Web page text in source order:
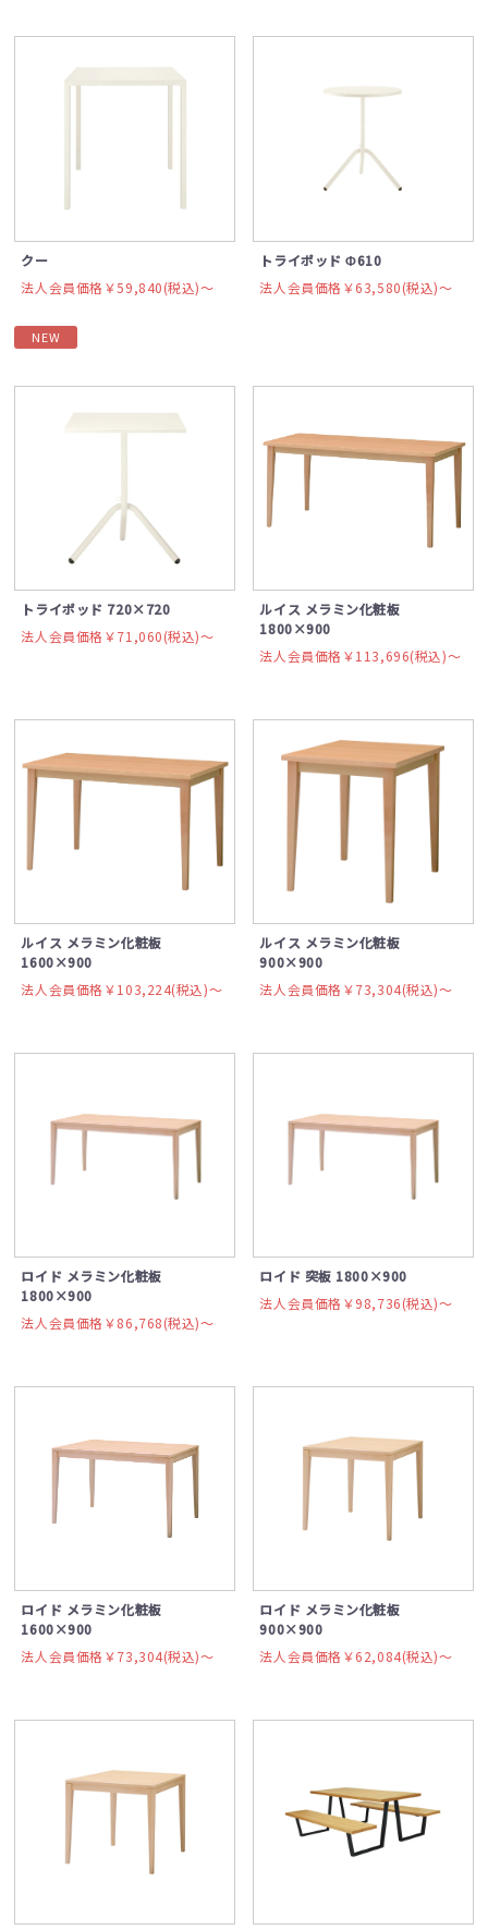
クー
法人会員価格￥59,840(税込)〜
NEW
トライポッド Φ610
法人会員価格￥63,580(税込)〜
トライポッド 720×720
法人会員価格￥71,060(税込)〜
ルイス メラミン化粧板
1800×900
法人会員価格￥113,696(税込)〜
ルイス メラミン化粧板
1600×900
法人会員価格￥103,224(税込)〜
ルイス メラミン化粧板
900×900
法人会員価格￥73,304(税込)〜
ロイド メラミン化粧板
1800×900
法人会員価格￥86,768(税込)〜
ロイド 突板 1800×900
法人会員価格￥98,736(税込)〜
ロイド メラミン化粧板
1600×900
法人会員価格￥73,304(税込)〜
ロイド メラミン化粧板
900×900
法人会員価格￥62,084(税込)〜